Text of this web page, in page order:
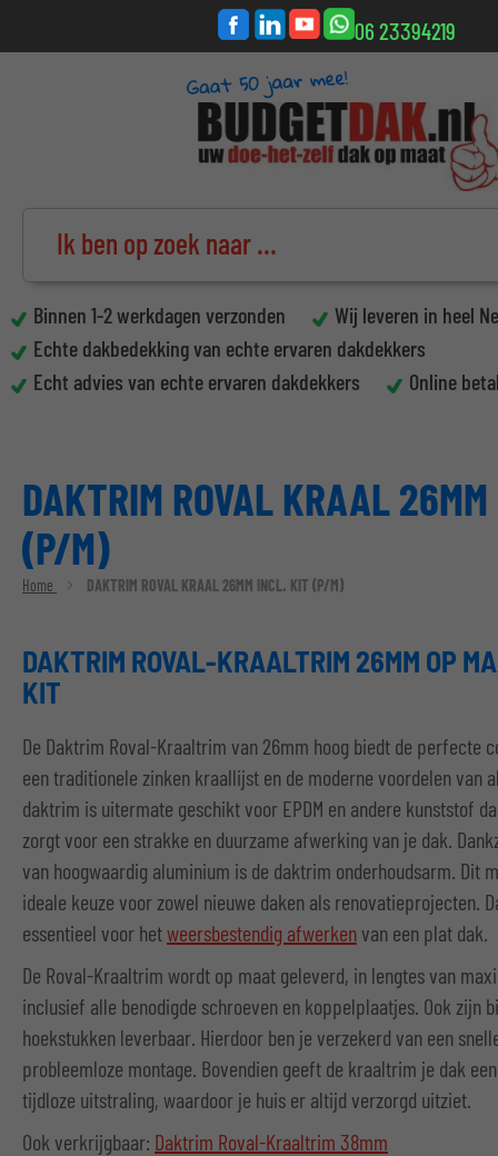
06 23394219
Binnen 1-2 werkdagen verzonden
Wij leveren in heel
Echte dakbedekking van echte ervaren dakdekkers
Echt advies van echte ervaren dakdekkers
Online
DAKTRIM ROVAL KRAAL
(P/M)
Home DAKTRIM ROVAL KRAAL 26MM INCL. KIT (P/M)
DAKTRIM ROVAL-KRAALTRIM 26MM OP
KIT
De Daktrim Roval-Kraaltrim van 26mm hoog biedt de perfecte
een traditionele zinken kraallijst en de moderne voordelen van
daktrim is uitermate geschikt voor EPDM en andere kunststof
zorgt voor een strakke en duurzame afwerking van je dak.
van hoogwaardig aluminium is de daktrim onderhoudsarm. Dit
ideale keuze voor zowel nieuwe daken als renovatieprojecten.
essentieel voor het weersbestendig afwerken van een plat dak.
De Roval-Kraaltrim wordt op maat geleverd, in lengtes van
inclusief alle benodigde schroeven en koppelplaatjes. Ook zijn
hoekstukken leverbaar. Hierdoor ben je verzekerd van een
probleemloze montage. Bovendien geeft de kraaltrim je dak
tijdloze uitstraling, waardoor je huis er altijd verzorgd uitziet.
Ook verkrijgbaar: Daktrim Roval-Kraaltrim 38mm